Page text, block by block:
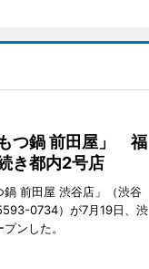
つ鍋 前田屋」 福
き都内2号店
鍋 前田屋 渋谷店」（渋谷
0734）が7月19日、渋
ンした。